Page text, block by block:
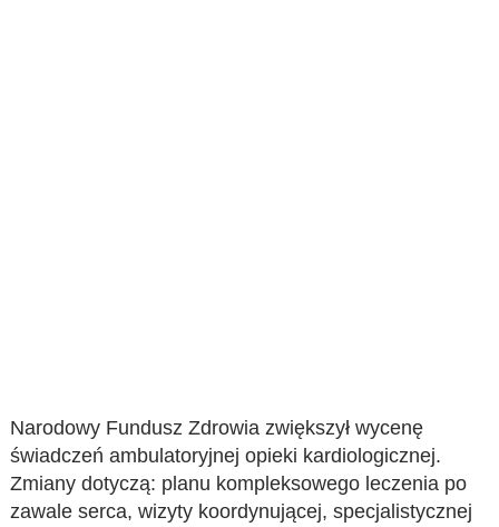
Narodowy Fundusz Zdrowia zwiększył wycenę
świadczeń ambulatoryjnej opieki kardiologicznej.
Zmiany dotyczą: planu kompleksowego leczenia po
zawale serca, wizyty koordynującej, specjalistycznej